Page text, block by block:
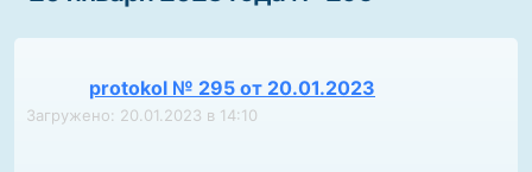
protokol № 295 от 20.01.2023
Загружено: 20.01.2023 в 14:10